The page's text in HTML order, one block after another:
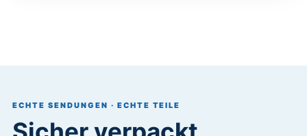
ECHTE SENDUNGEN · ECHTE TEILE